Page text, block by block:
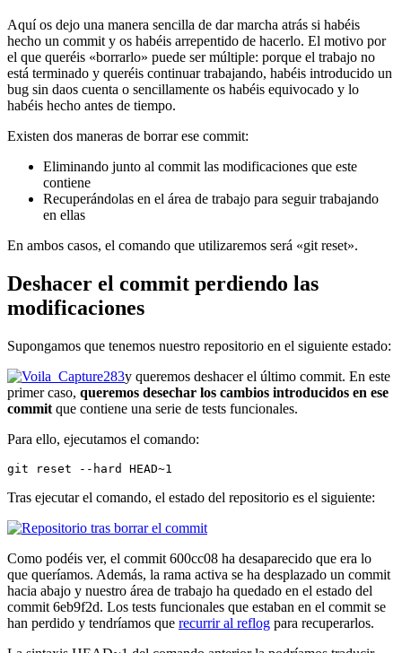
Aquí os dejo una manera sencilla de dar marcha atrás si habéis
hecho un commit y os habéis arrepentido de hacerlo. El motivo por
el que queréis «borrarlo» puede ser múltiple: porque el trabajo no
está terminado y queréis continuar trabajando, habéis introducido un
bug sin daos cuenta o sencillamente os habéis equivocado y lo
habéis hecho antes de tiempo.
Existen dos maneras de borrar ese commit:
Eliminando junto al commit las modificaciones que este
contiene
Recuperándolas en el área de trabajo para seguir trabajando
en ellas
En ambos casos, el comando que utilizaremos será «git reset».
Deshacer el commit perdiendo las
modificaciones
Supongamos que tenemos nuestro repositorio en el siguiente estado:
y queremos deshacer el último commit. En este
primer caso, queremos desechar los cambios introducidos en ese
commit que contiene una serie de tests funcionales.
Para ello, ejecutamos el comando:
git reset --hard HEAD~1
Tras ejecutar el comando, el estado del repositorio es el siguiente:
Como podéis ver, el commit 600cc08 ha desaparecido que era lo
que queríamos. Además, la rama activa se ha desplazado un commit
hacia abajo y nuestro área de trabajo ha quedado en el estado del
commit 6eb9f2d. Los tests funcionales que estaban en el commit se
han perdido y tendríamos que recurrir al reflog para recuperarlos.